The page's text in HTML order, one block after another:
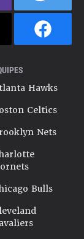
Hawks
Celtics
Nets
Bulls